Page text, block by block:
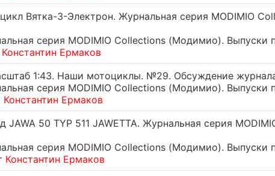
Вятка-3-Электрон. Журнальная серия MODIMIO
серия MODIMIO Collections (Модимио). Выпуски
Константин Ермаков
1:43. Наши мотоциклы. №29. Обсуждение
серия MODIMIO Collections (Модимио). Выпуски
Константин Ермаков
50 TYP 511 JAWETTA. Журнальная серия
серия MODIMIO Collections (Модимио). Выпуски
Константин Ермаков